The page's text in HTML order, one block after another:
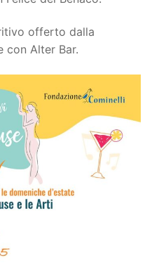
offerto dalla
con Alter Bar.